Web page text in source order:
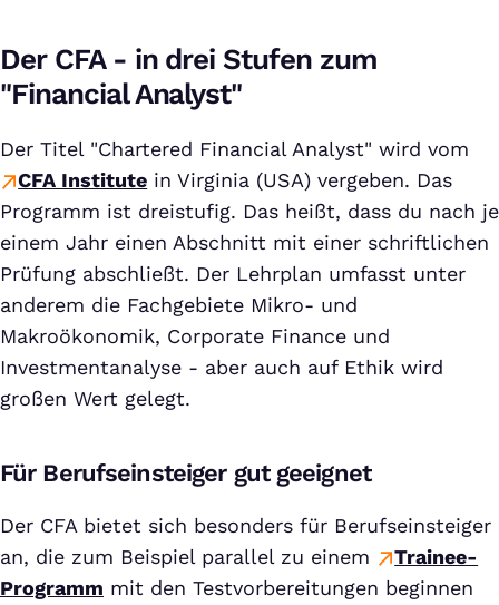
Der CFA - in drei Stufen zum
"Financial Analyst"
Der Titel "Chartered Financial Analyst" wird vom
CFA Institute in Virginia (USA) vergeben. Das
Programm ist dreistufig. Das heißt, dass du nach je
einem Jahr einen Abschnitt mit einer schriftlichen
Prüfung abschließt. Der Lehrplan umfasst unter
anderem die Fachgebiete Mikro- und
Makroökonomik, Corporate Finance und
Investmentanalyse - aber auch auf Ethik wird
großen Wert gelegt.
Für Berufseinsteiger gut geeignet
Der CFA bietet sich besonders für Berufseinsteiger
an, die zum Beispiel parallel zu einem
Trainee-
Programm mit den Testvorbereitungen beginnen